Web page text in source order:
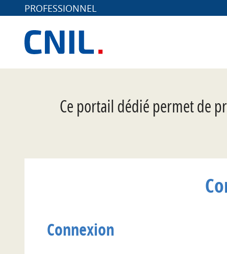
PROFESSIONNEL
Ce portail dédié permet de
Connexion